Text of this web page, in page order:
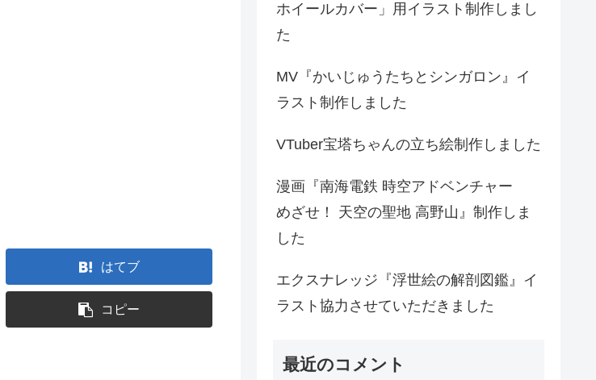
はてブ
コピー
ホイールカバー」用イラスト制作しまし
た
MV『かいじゅうたちとシンガロン』イ
ラスト制作しました
VTuber宝塔ちゃんの立ち絵制作しました
漫画『南海電鉄 時空アドベンチャー
めざせ！ 天空の聖地 高野山』制作しま
した
エクスナレッジ『浮世絵の解剖図鑑』イ
ラスト協力させていただきました
最近のコメント